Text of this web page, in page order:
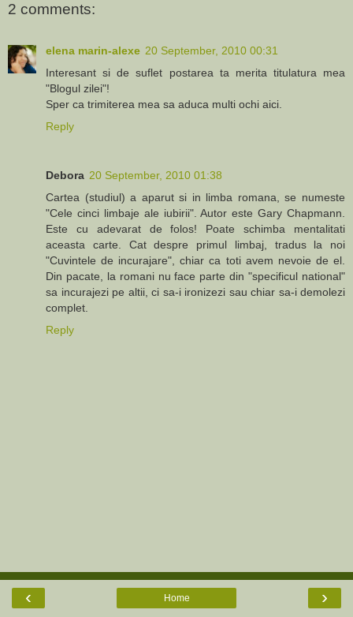
2 comments:
elena marin-alexe 20 September, 2010 00:31
Interesant si de suflet postarea ta merita titulatura mea
"Blogul zilei"!
Sper ca trimiterea mea sa aduca multi ochi aici.
Reply
Debora 20 September, 2010 01:38
Cartea (studiul) a aparut si in limba romana, se numeste
"Cele cinci limbaje ale iubirii". Autor este Gary Chapmann.
Este cu adevarat de folos! Poate schimba mentalitati
aceasta carte. Cat despre primul limbaj, tradus la noi
"Cuvintele de incurajare", chiar ca toti avem nevoie de el.
Din pacate, la romani nu face parte din "specificul national"
sa incurajezi pe altii, ci sa-i ironizezi sau chiar sa-i demolezi
complet.
Reply
‹ ›
Home